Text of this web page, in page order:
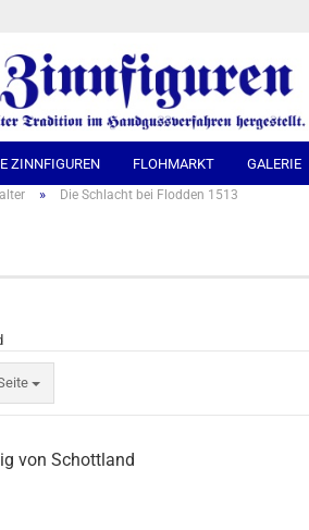
Sprache
ZINNFIGUREN FLOHMARKT GALERIE
» Die Schlacht bei Flodden 1513
von Schottland